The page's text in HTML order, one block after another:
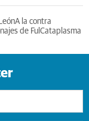
A la contra
de Ful Cataplasma